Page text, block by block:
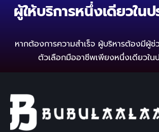
ผู้ให้บริการหนึ่งเดียวในป
หากต้องการความสำเร็จ ผู้บริหารต้องมีผู้ช่
ตัวเลือกมืออาชีพเพียงหนึ่งเดียวในป